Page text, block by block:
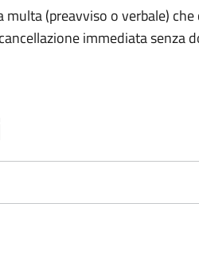
(preavviso o verbale)
immediata senza